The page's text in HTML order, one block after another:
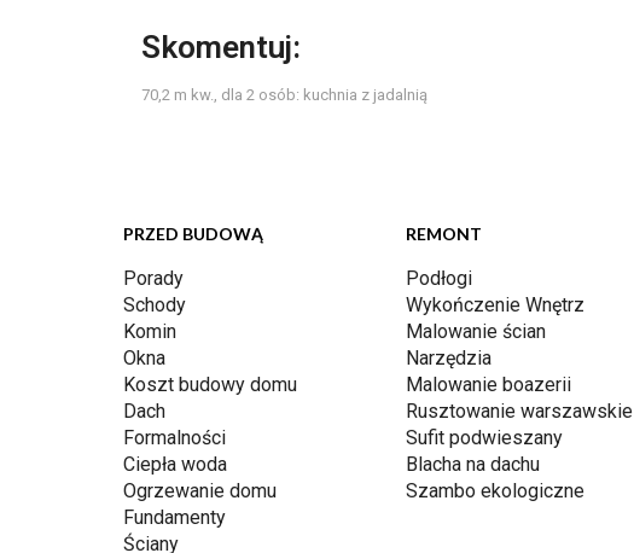
Skomentuj:
70,2 m kw., dla 2 osób: kuchnia z jadalnią
PRZED BUDOWĄ
Porady
Schody
Komin
Okna
Koszt budowy domu
Dach
Formalności
Ciepła woda
Ogrzewanie domu
Fundamenty
Ściany
REMONT
Podłogi
Wykończenie Wnętrz
Malowanie ścian
Narzędzia
Malowanie boazerii
Rusztowanie warszawskie
Sufit podwieszany
Blacha na dachu
Szambo ekologiczne